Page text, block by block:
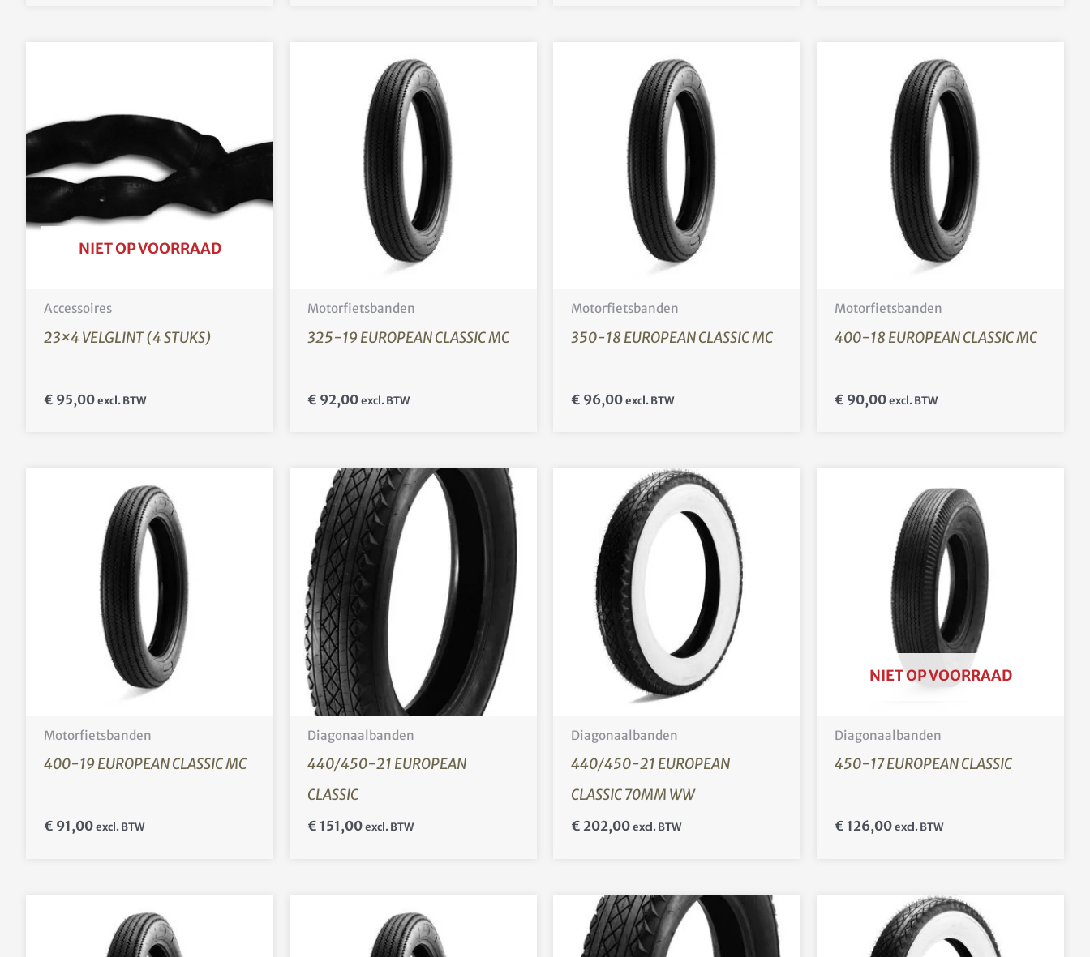
NIET OP VOORRAAD
Accessoires
23×4 VELGLINT (4 STUKS)
€ 95,00 excl. BTW
Motorfietsbanden
325-19 EUROPEAN CLASSIC MC
€ 92,00 excl. BTW
Motorfietsbanden
350-18 EUROPEAN CLASSIC MC
€ 96,00 excl. BTW
Motorfietsbanden
400-18 EUROPEAN CLASSIC MC
€ 90,00 excl. BTW
Motorfietsbanden
400-19 EUROPEAN CLASSIC MC
€ 91,00 excl. BTW
Diagonaalbanden
440/450-21 EUROPEAN
CLASSIC
€ 151,00 excl. BTW
Diagonaalbanden
440/450-21 EUROPEAN
CLASSIC 70MM WW
€ 202,00 excl. BTW
NIET OP VOORRAAD
Diagonaalbanden
450-17 EUROPEAN CLASSIC
€ 126,00 excl. BTW